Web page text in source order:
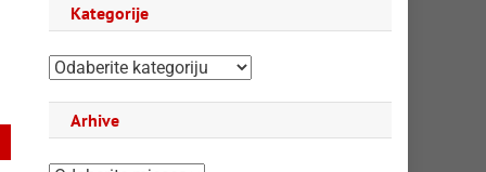
Kategorije
Kategorije
Arhive